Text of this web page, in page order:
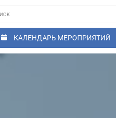
КАЛЕНДАРЬ МЕРОПРИЯТИЙ